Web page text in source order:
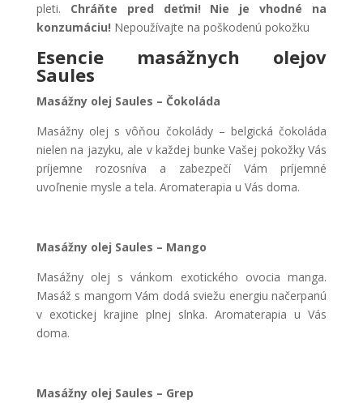
pleti.
Chráňte pred deťmi! Nie je vhodné na
konzumáciu! Nepoužívajte na poškodenú pokožku
Esencie masážnych olejov
Saules
Masážny olej Saules – Čokoláda
Masážny olej s vôňou čokolády – belgická čokoláda
nielen na jazyku, ale v každej bunke Vašej pokožky Vás
príjemne rozosníva a zabezpečí Vám príjemné
uvoľnenie mysle a tela. Aromaterapia u Vás doma.
Masážny olej Saules – Mango
Masážny olej s vánkom exotického ovocia manga.
Masáž s mangom Vám dodá sviežu energiu načerpanú
v exotickej krajine plnej slnka. Aromaterapia u Vás
doma.
Masážny olej Saules – Grep